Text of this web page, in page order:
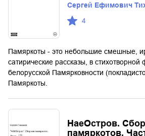
Сергей Ефимович
4
Памяркоты - это небольшие смешные,
сатирические рассказы, в
белорусской Памярковности
Памяркоты.
НаеОстров.
памяркотов.